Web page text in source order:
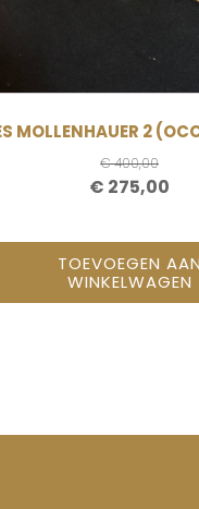
MOLLENHAUER 2
€400,00
WAS:
€ 400,00.
€ 275,00
IS:
€
TOEVOEGEN AAN
WINKELWAGEN